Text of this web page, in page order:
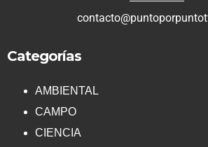
Categorías
AMBIENTAL
CAMPO
CIENCIA